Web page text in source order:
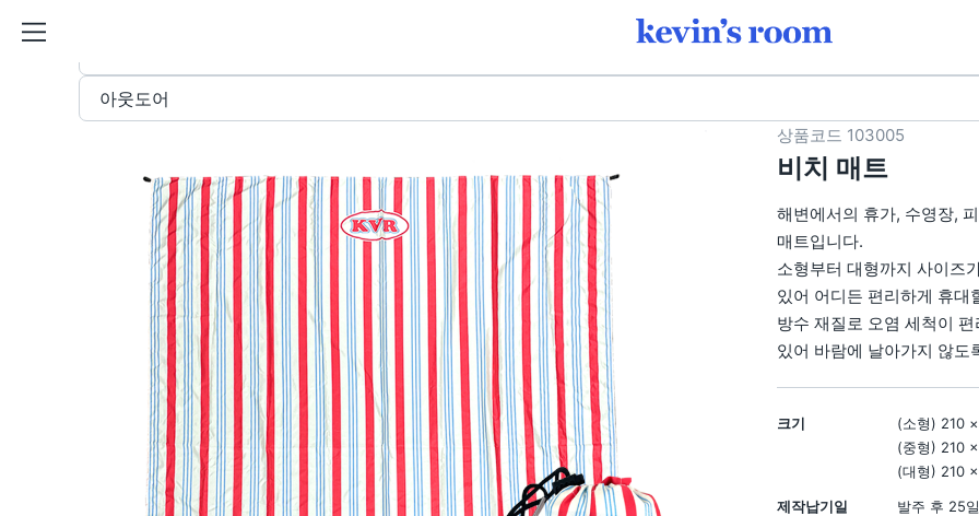
비치 매트 커스텀 제작 · 아웃도어 판촉물 | 케빈스룸
1
아웃도어
상품코드 103005
비치 매트
해변에서의 휴가, 수영장,
매트입니다.
소형부터 대형까지 사이즈
있어 어디든 편리하게 휴대
방수 재질로 오염 세척이
있어 바람에 날아가지 않도
크기
(소형) 210
(중형) 210
(대형) 210
제작납기일 발주 후 25